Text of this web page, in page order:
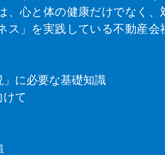
、心と体の健康だけでなく、
ス」を実践している不動産会
」に必要な基礎知識
けて